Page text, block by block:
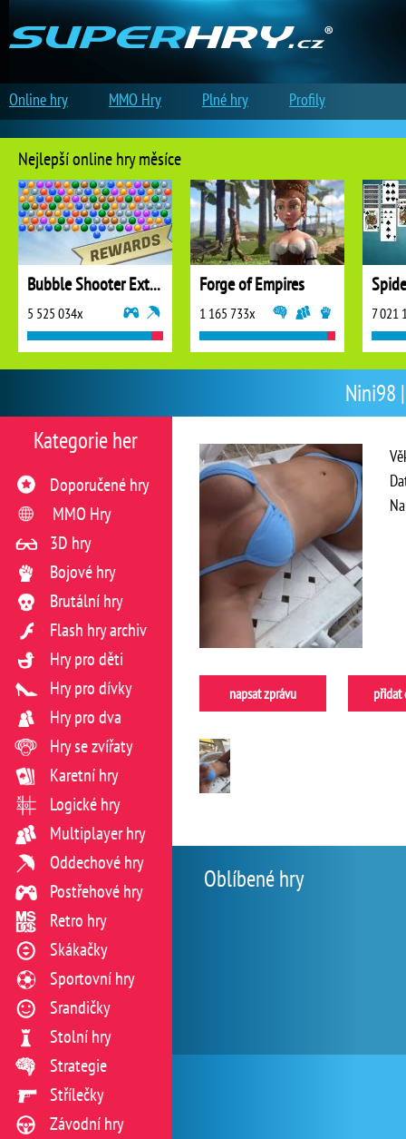
Nini98
napsat zprávu přidat
Oblíbené hry
Kategorie her
Doporučené hry
MMO Hry
3D hry
Bojové hry
Brutální hry
Flash hry archiv
Hry pro děti
Hry pro dívky
Hry pro dva
Hry se zvířaty
Karetní hry
Logické hry
Multiplayer hry
Oddechové hry
Postřehové hry
Retro hry
Skákačky
Sportovní hry
Srandičky
Stolní hry
Strategie
Střílečky
Závodní hry
Nejlepší online hry měsíce
Bubble Shooter Extreme
5 525 034x
Forge of Empires
1 165 733x 7 021
Online hry MMO Hry Plné hry Profily